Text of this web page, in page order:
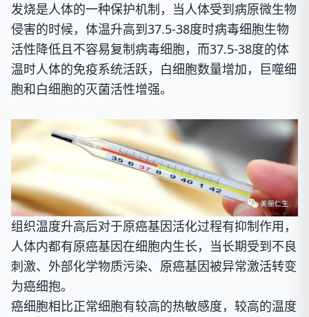
发烧是人体的一种保护机制，当人体受到病原微生物
侵害的时候，体温升高到37.5-38度时病毒细胞生物
活性降低且不容易复制病毒细胞，而37.5-38度的体
温时人体的免疫系统活跃，白细胞数量增加，巨噬细
胞和白细胞的灭菌活性增强。
组织温度升高后对于原癌基因活化过程有抑制作用，
人体内都有原癌基因在细胞内生长，当长期受到不良
刺激、外部化学物质污染、原癌基因被异常激活转变
为癌细抱。
癌细胞相比正常细胞有较高的热敏感度，较高的温度